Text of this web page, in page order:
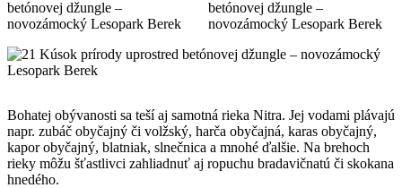
Bohatej obývanosti sa teší aj samotná rieka Nitra. Jej vodami plávajú
napr. zubáč obyčajný či volžský, harča obyčajná, karas obyčajný,
kapor obyčajný, blatniak, slnečnica a mnohé ďalšie. Na brehoch
rieky môžu šťastlivci zahliadnuť aj ropuchu bradavičnatú či skokana
hnedého.